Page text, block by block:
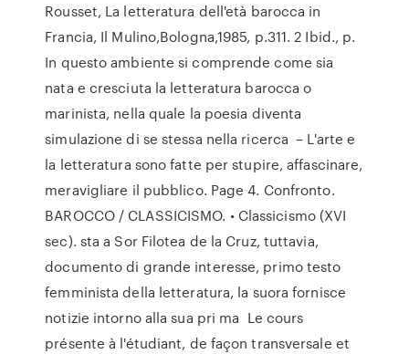
Rousset, La letteratura dell'età barocca in
Francia, Il Mulino,Bologna,1985, p.311. 2 Ibid., p.
In questo ambiente si comprende come sia
nata e cresciuta la letteratura barocca o
marinista, nella quale la poesia diventa
simulazione di se stessa nella ricerca – L'arte e
la letteratura sono fatte per stupire, affascinare,
meravigliare il pubblico. Page 4. Confronto.
BAROCCO / CLASSICISMO. • Classicismo (XVI
sec). sta a Sor Filotea de la Cruz, tuttavia,
documento di grande interesse, primo testo
femminista della letteratura, la suora fornisce
notizie intorno alla sua pri ma Le cours
présente à l'étudiant, de façon transversale et